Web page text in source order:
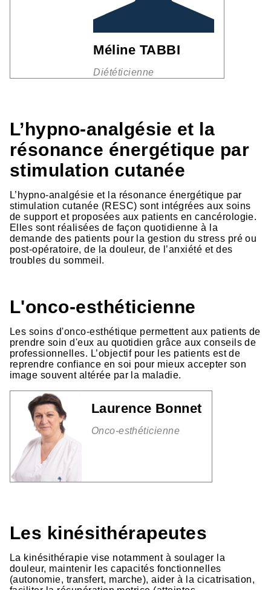
Méline TABBI
Diététicienne
L’hypno-analgésie et la
résonance énergétique par
stimulation cutanée
L’hypno-analgésie et la résonance énergétique par
stimulation cutanée (RESC) sont intégrées aux soins
de support et proposées aux patients en cancérologie.
Elles sont réalisées de façon quotidienne à la
demande des patients pour la gestion du stress pré ou
post-opératoire, de la douleur, de l’anxiété et des
troubles du sommeil.
L'onco-esthéticienne
Les soins d'onco-esthétique permettent aux patients de
prendre soin d'eux au quotidien grâce aux conseils de
professionnelles. L’objectif pour les patients est de
reprendre confiance en soi pour mieux accepter son
image souvent altérée par la maladie.
Laurence Bonnet
Onco-esthéticienne
Les kinésithérapeutes
La kinésithérapie vise notamment à soulager la
douleur, maintenir les capacités fonctionnelles
(autonomie, transfert, marche), aider à la cicatrisation,